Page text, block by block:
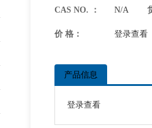
CAS NO. ： N/A
价 格： 登录查看
产品信息
登录查看